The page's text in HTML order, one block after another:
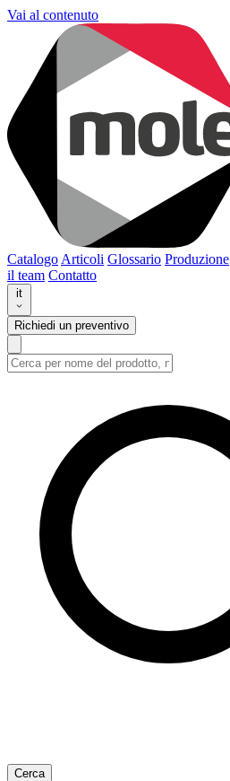
Vai al contenuto
Catalogo Articoli Glossario Produzione
il team Contatto
it
Richiedi un preventivo
Cerca